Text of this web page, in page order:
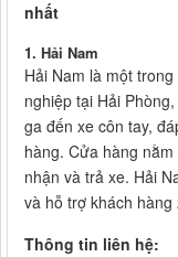
nhất
1. Hải Nam
Hải Nam là một
nghiệp tại Hải
ga đến xe côn tay,
hàng. Cửa hàng
nhận và trả xe. Hải
và hỗ trợ khách
Thông tin liên hệ: